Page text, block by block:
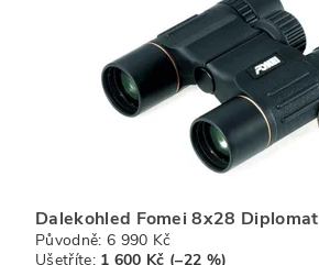
Dalekohled Fomei 8x28 Diplomat
Původně: 6 990 Kč
Ušetříte: 1 600 Kč (–22 %)